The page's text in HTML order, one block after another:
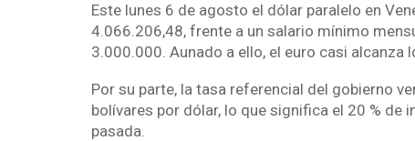
Este lunes 6 de agosto el dólar paralelo en
4.066.206,48, frente a un salario mínimo
3.000.000. Aunado a ello, el euro casi
Por su parte, la tasa referencial del gobierno
bolívares por dólar, lo que significa el 20 % de
pasada.